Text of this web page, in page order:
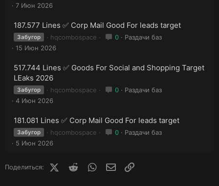
7 Июн 2026
187.577 Lines ✅ Corp Mail Good For leads target
Забугор hqcombospace 0
Раздачи баз
15 Июн 2026
517.744 Lines ✅ Goods For Social and Shopping Target
LEaks 2026
Забугор hqcombospace 0
Раздачи баз
4 Июн 2026
181.081 Lines ✅ Corp Mail Good For leads target
Забугор hqcombospace 0
Раздачи баз
5 Июн 2026
Поделиться: X (Twitter)Reddit WhatsApp
E-mail